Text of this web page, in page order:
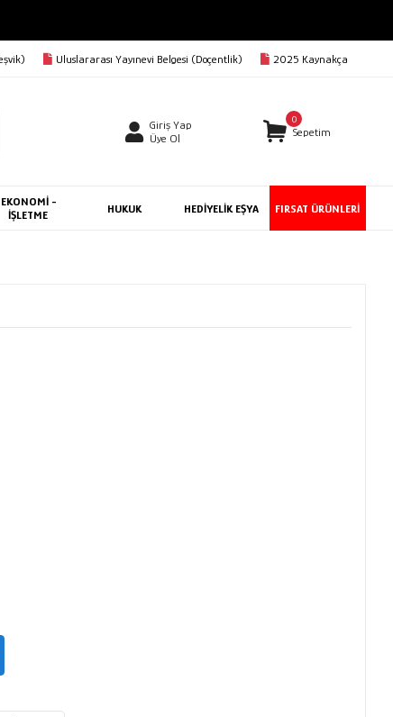
BEDAVA
Uluslararası Yayınevi Belgesi (Doçentlik) 2025 Kaynakça
Giriş Yap
Üye Ol
0
Sepetim
EKONOMİ -
İŞLETME
HUKUK HEDİYELİK EŞYA FIRSAT ÜRÜNLERİ